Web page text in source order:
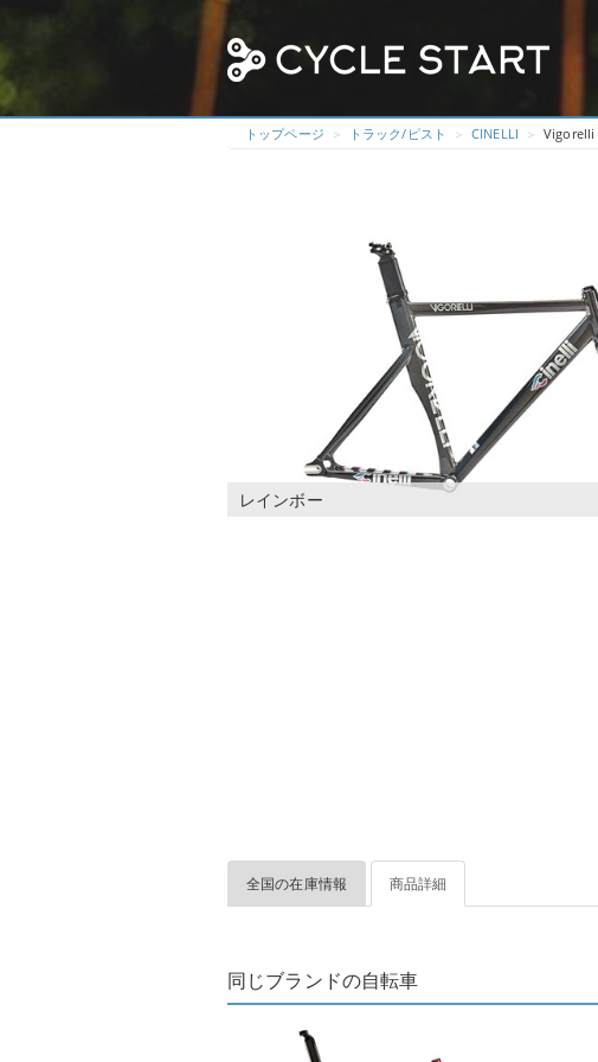
トップページ トラック/ピスト CINELLI Vigorelli
レインボー
全国の在庫情報 商品詳細
同じブランドの自転車